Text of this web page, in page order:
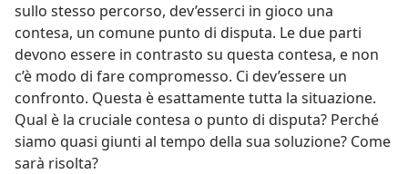
sullo stesso percorso, dev’esserci in gioco una
contesa, un comune punto di disputa. Le due parti
devono essere in contrasto su questa contesa, e non
c’è modo di fare compromesso. Ci dev’essere un
confronto. Questa è esattamente tutta la situazione.
Qual è la cruciale contesa o punto di disputa? Perché
siamo quasi giunti al tempo della sua soluzione? Come
sarà risolta?